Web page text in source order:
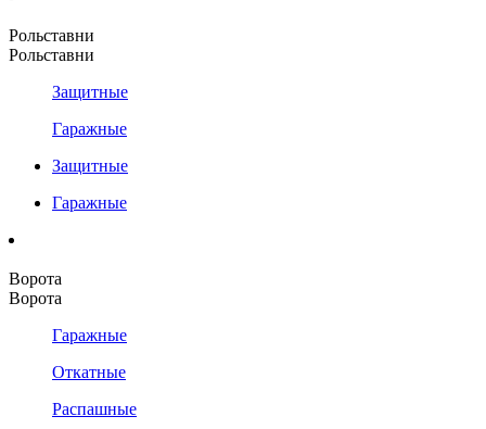
Рольставни
Рольставни
Защитные
Гаражные
Защитные
Гаражные
Ворота
Ворота
Гаражные
Откатные
Распашные